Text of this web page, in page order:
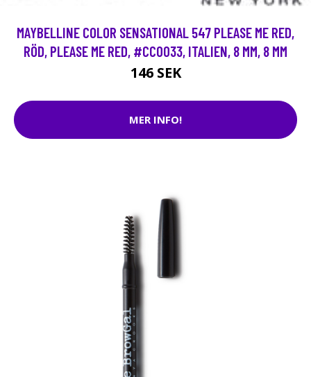
MAYBELLINE COLOR SENSATIONAL 547 PLEASE ME RED,
RÖD, PLEASE ME RED, #CC0033, ITALIEN, 8 MM, 8 MM
146 SEK
MER INFO!